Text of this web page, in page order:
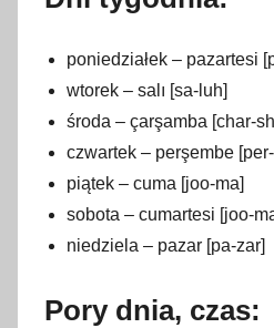
poniedziałek – pazartesi
wtorek – salı [sa-luh]
środa – çarşamba [char-
czwartek – perşembe
piątek – cuma [joo-ma]
sobota – cumartesi [joo-
niedziela – pazar [pa-zar]
Pory dnia, czas: